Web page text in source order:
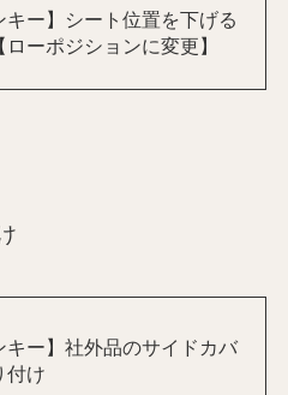
キー】シート位置を下げる
ローポジションに変更】
キー】社外品のサイドカバ
付け